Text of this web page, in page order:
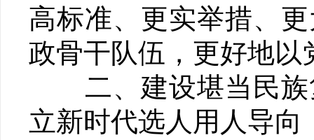
高标准、更实举措、
政骨干队伍，更好地
二、建设堪当民族
立新时代选人用人导向